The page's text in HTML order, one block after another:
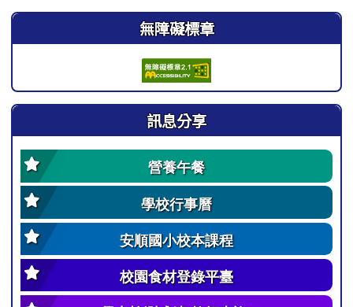
右邊區域內容 無障礙標章
訊息分享
營養午餐
學校行事曆
安順國小校本課程
校園食材登錄平臺